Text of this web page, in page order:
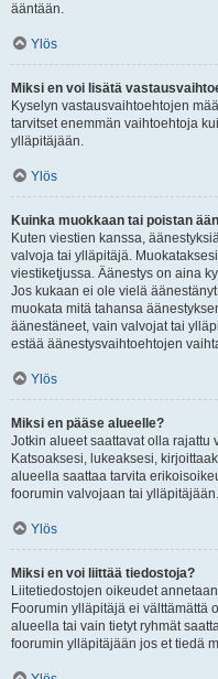
ääntään.
Ylös
Miksi en voi lisätä
Kyselyn vastausvaihtoehtojen
tarvitset enemmän vaihtoehtoja
ylläpitäjään.
Ylös
Kuinka muokkaan tai poistan
Kuten viestien kanssa,
valvoja tai ylläpitäjä.
viestiketjussa. Äänestys on aina
Jos kukaan ei ole vielä
muokata mitä tahansa
äänestäneet, vain valvojat tai
estää äänestysvaihtoehtojen
Ylös
Miksi en pääse alueelle?
Jotkin alueet saattavat olla rajattu
Katsoaksesi, lukeaksesi,
alueella saattaa tarvita
foorumin valvojaan tai ylläpitäjään.
Ylös
Miksi en voi liittää tiedostoja?
Liitetiedostojen oikeudet
Foorumin ylläpitäjä ei välttämättä
alueella tai vain tietyt ryhmät
foorumin ylläpitäjään jos et tiedä